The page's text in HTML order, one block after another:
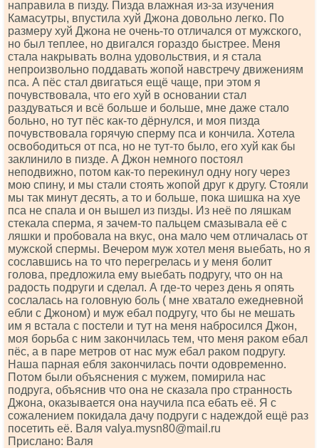
направила в пизду. Пизда влажная из-за изучения
Камасутры, впустила хуй Джона довольно легко. По
размеру хуй Джона не очень-то отличался от мужского,
но был теплее, но двигался гораздо быстрее. Меня
стала накрывать волна удовольствия, и я стала
непроизвольно поддавать жопой навстречу движениям
пса. А пёс стал двигаться ещё чаще, при этом я
почувствовала, что его хуй в основании стал
раздуваться и всё больше и больше, мне даже стало
больно, но тут пёс как-то дёрнулся, и моя пизда
почувствовала горячую сперму пса и кончила. Хотела
освободиться от пса, но не тут-то было, его хуй как бы
заклинило в пизде. А Джон немного постоял
неподвижно, потом как-то перекинул одну ногу через
мою спину, и мы стали стоять жопой друг к другу. Стояли
мы так минут десять, а то и больше, пока шишка на хуе
пса не спала и он вышел из пизды. Из неё по ляшкам
стекала сперма, я зачем-то пальцем смазывала её с
ляшки и пробовала на вкус, она мало чем отличалась от
мужской спермы. Вечером муж хотел меня выебать, но я
сославшись на то что перегрелась и у меня болит
голова, предложила ему выебать подругу, что он на
радость подруги и сделал. А где-то через день я опять
сослалась на головную боль ( мне хватало ежедневной
ебли с Джоном) и муж ебал подругу, что бы не мешать
им я встала с постели и тут на меня набросился Джон,
моя борьба с ним закончилась тем, что меня раком ебал
пёс, а в паре метров от нас муж ебал раком подругу.
Наша парная ебля закончилась почти одовременно.
Потом были объяснения с мужем, помирила нас
подруга, объяснив что она не сказала про странность
Джона, оказывается она научила пса ебать её. Я с
сожалением покидала дачу подруги с надеждой ещё раз
посетить её. Валя vаlyа.mysn80@mаil.ru
Прислано: Валя